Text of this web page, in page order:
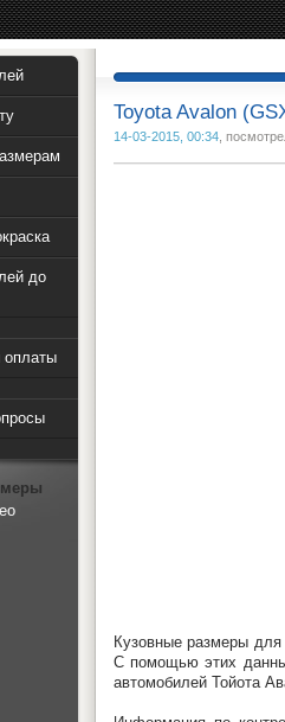
Toyota Avalon
14-03-2015, 00:34,
Кузовные размеры для
С помощью этих
автомобилей Тойота
до
оплаты